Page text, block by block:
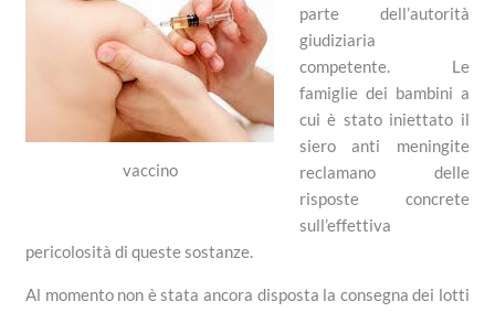
vaccino
parte dell’autorità
giudiziaria
competente. Le
famiglie dei bambini a
cui è stato iniettato il
siero anti meningite
reclamano delle
risposte concrete
sull’effettiva
pericolosità di queste sostanze.
Al momento non è stata ancora disposta la consegna dei lotti